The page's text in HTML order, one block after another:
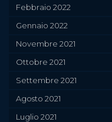
Febbraio 2022
Gennaio 2022
Novembre 2021
Ottobre 2021
Settembre 2021
Agosto 2021
Luglio 2021